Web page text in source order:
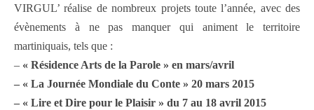
VIRGUL’ réalise de nombreux projets toute l’année, avec des
évènements à ne pas manquer qui animent le territoire
martiniquais, tels que :
– « Résidence Arts de la Parole » en mars/avril
– « La Journée Mondiale du Conte » 20 mars 2015
– « Lire et Dire pour le Plaisir » du 7 au 18 avril 2015